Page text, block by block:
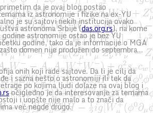
da je ovaj blog postao
iz astronomije i fizike na ex-YU
je su sajtovi nekih institucija ovako
astronoma Srbije (das.org.rs), na kome
astronomije ostao je bez YU
godine, tako da je informacije o MGA
domen nije produžen do septembra…
onih koji rade sajtove. Da li je cilj da
i sazna nešto o astronomiji ili tek da
po kojima ljudi dolaze na ovaj blog i
očigledno je da interesovanje za temama
i uopšte nije malo a to znači da
već negde drugo.